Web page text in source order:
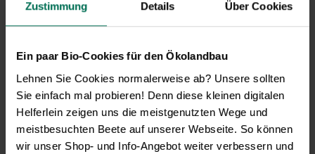
Zustimmung Details Über Cookies
Ein paar Bio-Cookies für den Ökolandbau
Lehnen Sie Cookies normalerweise ab? Unsere sollten
Sie einfach mal probieren! Denn diese kleinen digitalen
Helferlein zeigen uns die meistgenutzten Wege und
meistbesuchten Beete auf unserer Webseite. So können
wir unser Shop- und Info-Angebot weiter verbessern und
Blattstielgemüse
Bohnen
Chicorée
Erbsen
Feldsalat
Gurken
Knollenfenchel
Kohl
Porree/Lauch
Radies
Rote Bete
Rüben
Rucola
Salat
Schwarz-/Haferwurzel
Sellerie